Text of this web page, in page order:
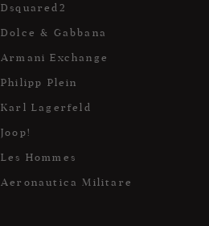
Dsquared2
Dolce & Gabbana
Armani Exchange
Philipp Plein
Karl Lagerfeld
Joop!
Les Hommes
Aeronautica Militare